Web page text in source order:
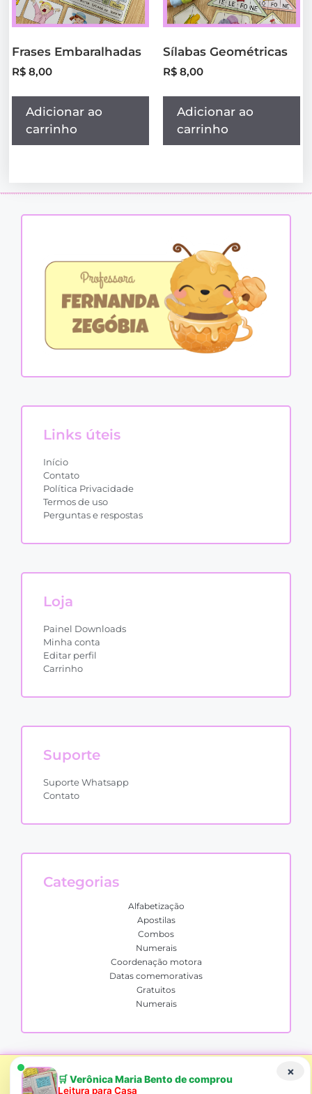
Frases Embaralhadas
R$ 8,00
Adicionar ao
carrinho
Sílabas Geométricas
R$ 8,00
Adicionar ao
carrinho
Links úteis
Início
Contato
Política Privacidade
Termos de uso
Perguntas e respostas
Loja
Painel Downloads
Minha conta
Editar perfil
Carrinho
Suporte
Suporte Whatsapp
Contato
Categorias
Alfabetização
Apostilas
Combos
Numerais
Coordenação motora
Datas comemorativas
Gratuitos
Numerais
Alfabetizando Oficial Todos os direitos reservados.
Copyright ©2026.